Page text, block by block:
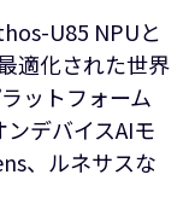
U85 NPUと
適化された世界
ットフォーム
デバイスAIモ
、ルネサスな